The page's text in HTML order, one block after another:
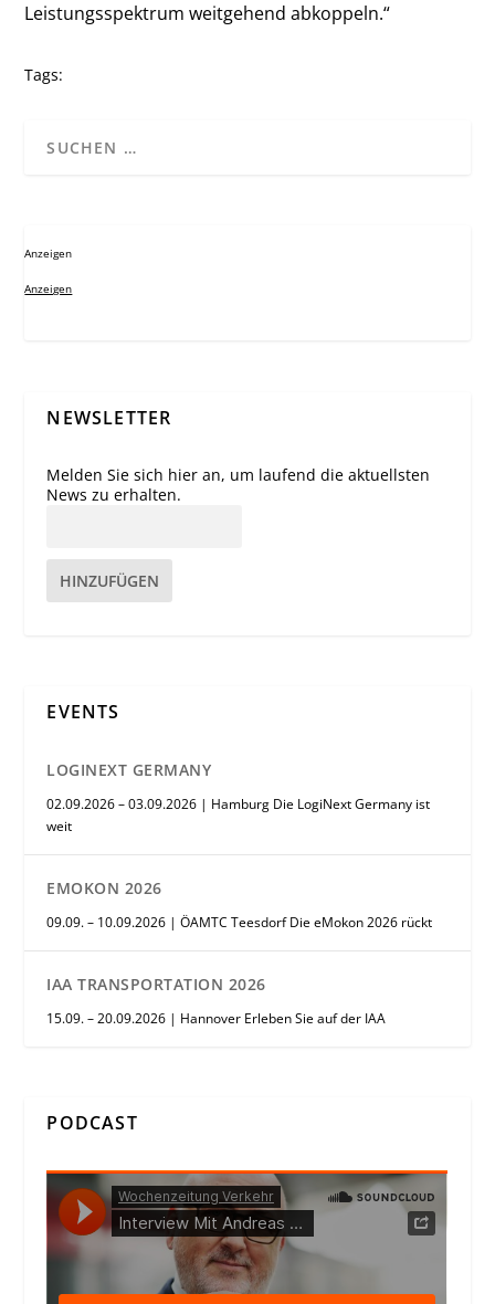
Leistungsspektrum weitgehend abkoppeln.“
Tags:
Anzeigen
Anzeigen
NEWSLETTER
Melden Sie sich hier an, um laufend die aktuellsten
News zu erhalten.
HINZUFÜGEN
EVENTS
LOGINEXT GERMANY
02.09.2026 – 03.09.2026 | Hamburg Die LogiNext Germany ist
weit
EMOKON 2026
09.09. – 10.09.2026 | ÖAMTC Teesdorf Die eMokon 2026 rückt
IAA TRANSPORTATION 2026
15.09. – 20.09.2026 | Hannover Erleben Sie auf der IAA
PODCAST